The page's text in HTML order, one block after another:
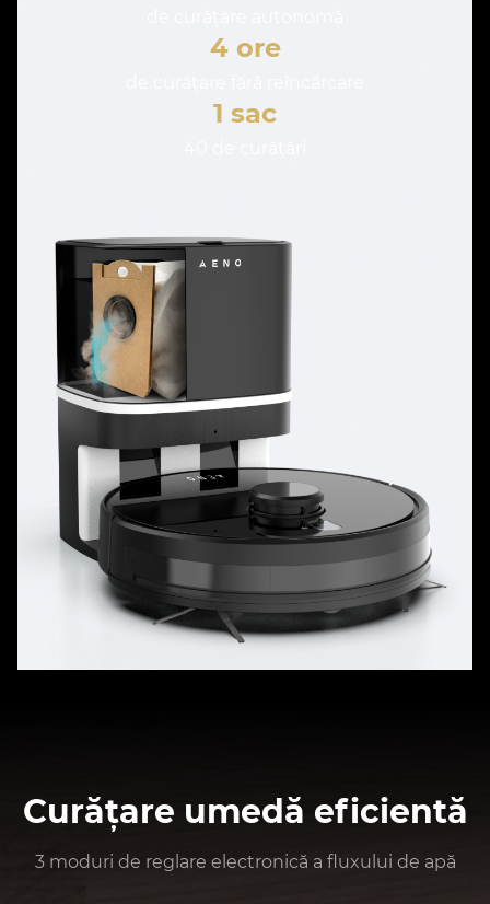
4 ore
1 sac
Curățare umedă eficientă
3 moduri de reglare electronică a fluxului de apă